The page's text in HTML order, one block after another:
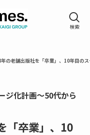
の老舗出版社を「卒業」、10年目の
ジ化計画～50代から
「卒業」、10